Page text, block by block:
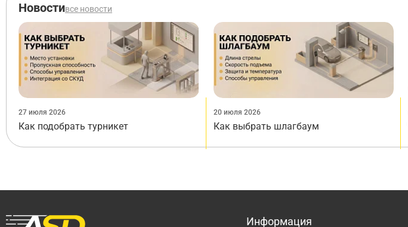
Новостивсе новости
27 июля 2026
Как подобрать турникет
20 июля 2026
Как выбрать шлагбаум
Информация